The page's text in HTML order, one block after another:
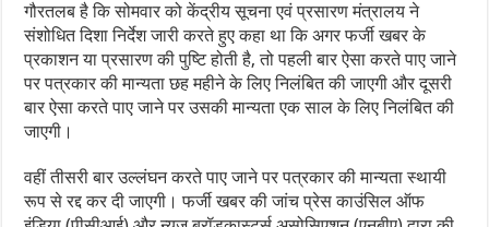
गौरतलब है कि सोमवार को केंद्रीय सूचना एवं प्रसारण मंत्रालय ने
संशोधित दिशा निर्देश जारी करते हुए कहा था कि अगर फर्जी खबर के
प्रकाशन या प्रसारण की पुष्टि होती है, तो पहली बार ऐसा करते पाए जाने
पर पत्रकार की मान्यता छह महीने के लिए निलंबित की जाएगी और दूसरी
बार ऐसा करते पाए जाने पर उसकी मान्यता एक साल के लिए निलंबित की
जाएगी।
वहीं तीसरी बार उल्लंघन करते पाए जाने पर पत्रकार की मान्यता स्थायी
रूप से रद्द कर दी जाएगी। फर्जी खबर की जांच प्रेस काउंसिल ऑफ